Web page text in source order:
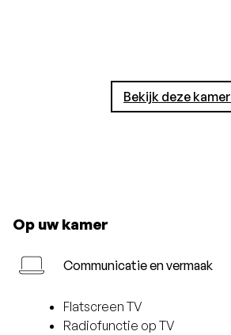
Bekijk deze kamer
Op uw kamer
Communicatie en vermaak
Flatscreen TV
Radiofunctie op TV